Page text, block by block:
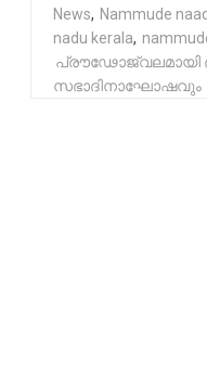
News, Nammude
nadu kerala,
പ്രൗഢോജ്വലമായി
സഭാദിനാഘോഷവും